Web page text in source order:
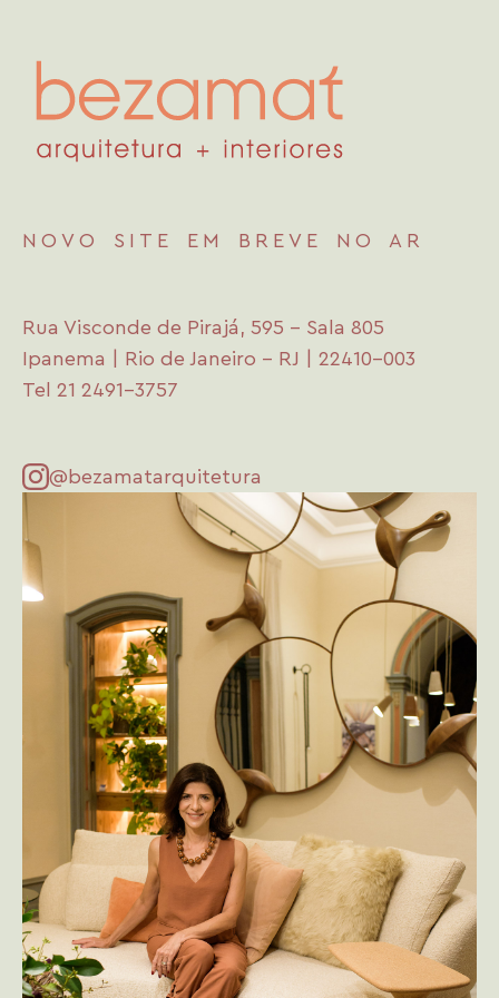
NOVO SITE EM BREVE NO AR
Rua Visconde de Pirajá, 595 - Sala 805
Ipanema | Rio de Janeiro - RJ | 22410-003
Tel 21 2491-3757
@bezamatarquitetura